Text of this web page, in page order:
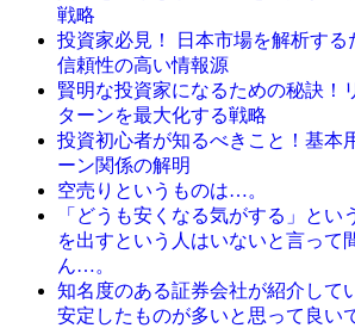
戦略
投資家必見！ 日本市場を解析する
信頼性の高い情報源
賢明な投資家になるための秘訣！
ターンを最大化する戦略
投資初心者が知るべきこと！基本
ーン関係の解明
空売りというものは…。
「どうも安くなる気がする」とい
を出すという人はいないと言って
ん…。
知名度のある証券会社が紹介して
安定したものが多いと思って良い